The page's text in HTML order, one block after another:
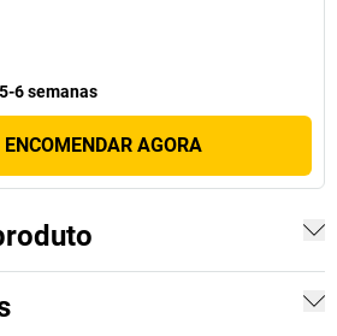
5-6 semanas
ENCOMENDAR AGORA